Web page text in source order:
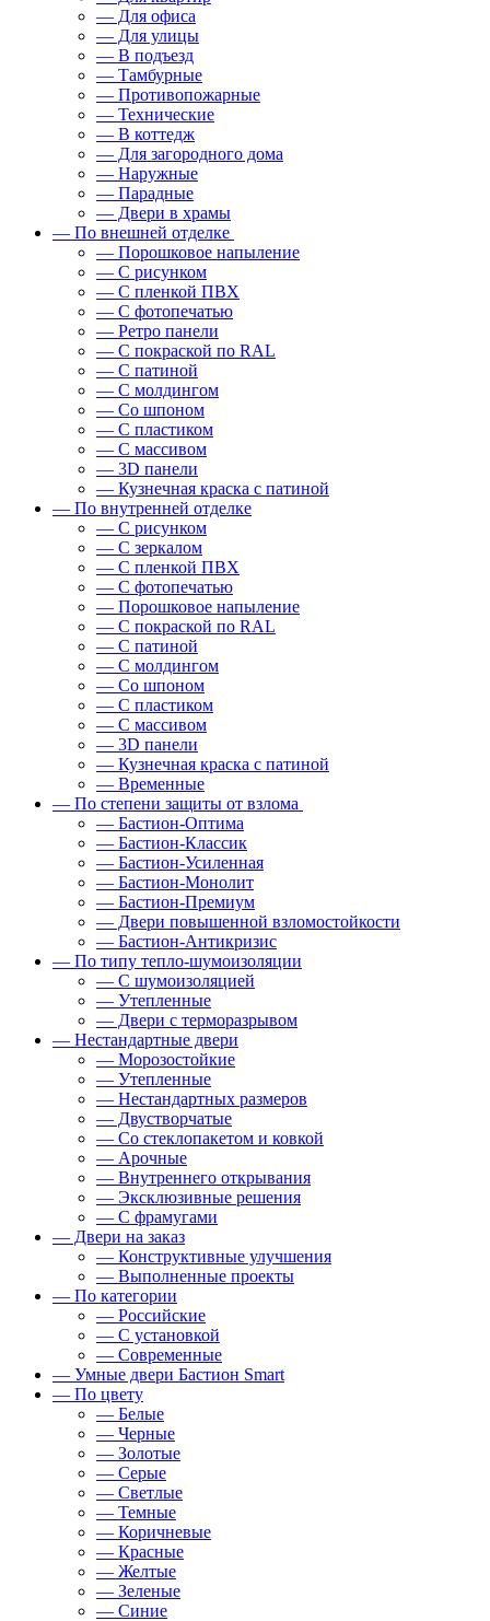
— Для офиса
— Для улицы
— В подъезд
— Тамбурные
— Противопожарные
— Технические
— В коттедж
— Для загородного дома
— Наружные
— Парадные
— Двери в храмы
— По внешней отделке
— Порошковое напыление
— С рисунком
— С пленкой ПВХ
— С фотопечатью
— Ретро панели
— С покраской по RAL
— С патиной
— С молдингом
— Со шпоном
— С пластиком
— С массивом
— 3D панели
— Кузнечная краска с патиной
— По внутренней отделке
— С рисунком
— С зеркалом
— С пленкой ПВХ
— С фотопечатью
— Порошковое напыление
— С покраской по RAL
— С патиной
— С молдингом
— Со шпоном
— С пластиком
— С массивом
— 3D панели
— Кузнечная краска с патиной
— Временные
— По степени защиты от взлома
— Бастион-Оптима
— Бастион-Классик
— Бастион-Усиленная
— Бастион-Монолит
— Бастион-Премиум
— Двери повышенной взломостойкости
— Бастион-Антикризис
— По типу тепло-шумоизоляции
— С шумоизоляцией
— Утепленные
— Двери с терморазрывом
— Нестандартные двери
— Морозостойкие
— Утепленные
— Нестандартных размеров
— Двустворчатые
— Со стеклопакетом и ковкой
— Арочные
— Внутреннего открывания
— Эксклюзивные решения
— С фрамугами
— Двери на заказ
— Конструктивные улучшения
— Выполненные проекты
— По категории
— Российские
— С установкой
— Современные
— Умные двери Бастион Smart
— По цвету
— Белые
— Черные
— Золотые
— Серые
— Светлые
— Темные
— Коричневые
— Красные
— Желтые
— Зеленые
— Синие